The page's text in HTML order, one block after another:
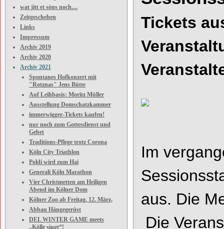
wat jitt et söns noch....
Zeitgeschehen
Links
Impressum
Archiv 2019
Archiv 2020
Archiv 2021
Spontanes Hofkonzert mit
"Rotznas" Jens Bütte
Auf Leihbasis: Moritz Müller
Ausstellung Domschatzkammer
immerwigger-Tickets kaufen!
nur noch zum Gottesdienst und
Gebet
Traditions-Pflege trotz Corona
Köln City Triathlon
Poldi wird zum Hai
Generali Köln Marathon
Vier Christmetten am Heiligen
Abend im Kölner Dom
Kölner Zoo ab Freitag, 12. März,
Abbau Hängegerüst
DEL WINTER GAME meets
„Kölle singt“!
Tickets au
Im
aus. Die
Die